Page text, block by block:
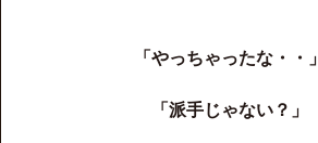
「やっちゃったな・・」
「派手じゃない？」